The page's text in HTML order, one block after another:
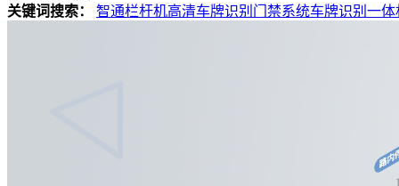
关键词搜索： 智通栏杆机高清车牌识别 门禁系统车牌识别一体